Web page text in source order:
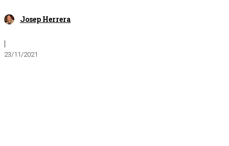
Josep Herrera
|
23/11/2021